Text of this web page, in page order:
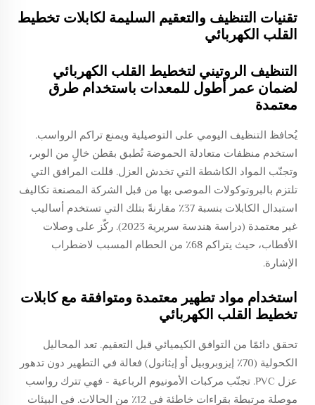
تقنيات التنظيف والتعقيم السليمة لكابلات تخطيط
القلب الكهربائي
التنظيف الروتيني لتخطيط القلب الكهربائي
لضمان عمر أطول للمعدات باستخدام طرق
معتمدة
يُحافظ التنظيف اليومي على التوصيلية ويمنع تراكم الرواسب.
استخدم منظفات متعادلة الحموضة تُطبق بقطن خالٍ من الوبر،
وتجنّب المواد الكاشطة التي تخدش العزل. قللت المرافق التي
تلتزم بالبروتوكولات الموصى بها من قبل الشركة المصنعة تكاليف
استبدال الكابلات بنسبة 37٪ مقارنةً بتلك التي تستخدم أساليب
غير معتمدة (دراسة هندسة سريرية 2023). ركّز على وصلات
الأقطاب، حيث يتراكم 68٪ من الحطام المسبب لاضطراب
الإشارة.
استخدام مواد تطهير معتمدة ومتوافقة مع كابلات
تخطيط القلب الكهربائي
تحقق دائمًا من التوافق الكيميائي قبل التعقيم. تعد المحاليل
الكحولية (70٪ إيزوبروبيل أو إيثانول) فعالة في التطهير دون تدهور
عزل PVC. تجنّب مركبات الأمونيوم الرباعية - فهي تترك رواسب
موصلة مرتبطة بقراءات خاطئة في 12٪ من الحالات. في البيئات